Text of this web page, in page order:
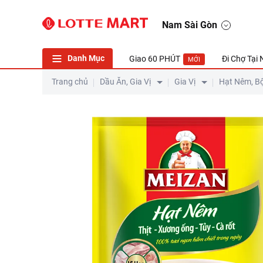
Nam Sài Gòn
Danh Mục Giao 60 PHÚT MỚI Đi Chợ Tại
Trang chủ Dầu Ăn, Gia Vị Gia Vị Hạt Nêm,